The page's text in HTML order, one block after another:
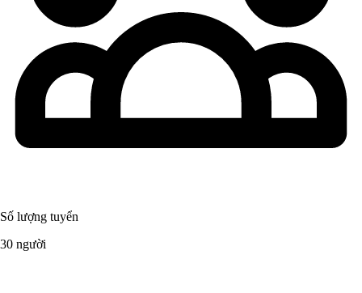
Số lượng tuyển
30 người